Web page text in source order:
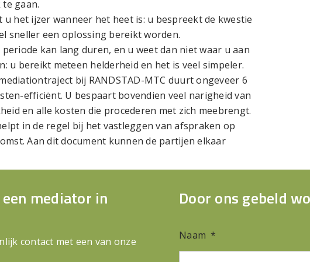
gaan.
u het ijzer wanneer het heet is: u bespreekt de kwestie
sneller een oplossing bereikt worden.
periode kan lang duren, en u weet dan niet waar u aan
u bereikt meteen helderheid en het is veel simpeler.
bij RANDSTAD-MTC duurt ongeveer 6
efficiënt. U bespaart bovendien veel narigheid van
en alle kosten die procederen met zich meebrengt.
in de regel bij het vastleggen van afspraken op
Aan dit document kunnen de partijen elkaar
mediator in
contact met een van onze
Door ons gebeld
Naam *